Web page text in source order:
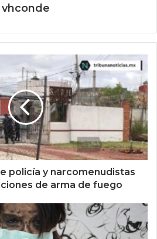
vhconde
policía y narcomenudistas
de arma de fuego